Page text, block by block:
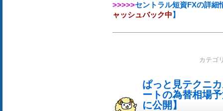
>>>>>セントラル短資FXの詳細
ャッシュバック中】
カテゴ
ぱっと見テクニ
ートの為替相場
に公開】